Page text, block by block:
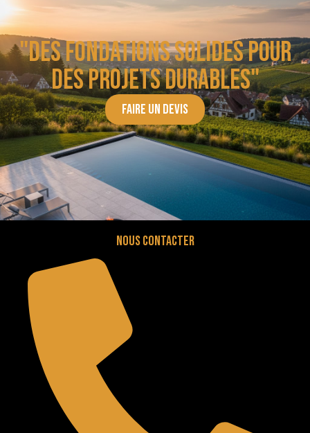
"Des fondations solides pour
des projets durables"
Faire un devis
Nous contacter